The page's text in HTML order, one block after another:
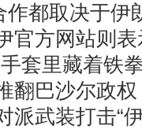
作都取决于伊
官方网站则
套里藏着铁
翻巴沙尔政
派武装打击“